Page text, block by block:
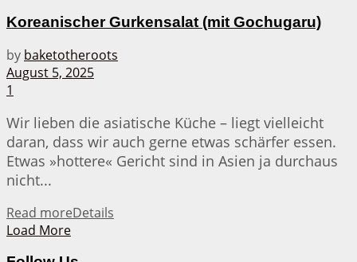
Koreanischer Gurkensalat (mit Gochugaru)
by baketotheroots
August 5, 2025
1
Wir lieben die asiatische Küche – liegt vielleicht
daran, dass wir auch gerne etwas schärfer essen.
Etwas »hottere« Gericht sind in Asien ja durchaus
nicht...
Read moreDetails
Load More